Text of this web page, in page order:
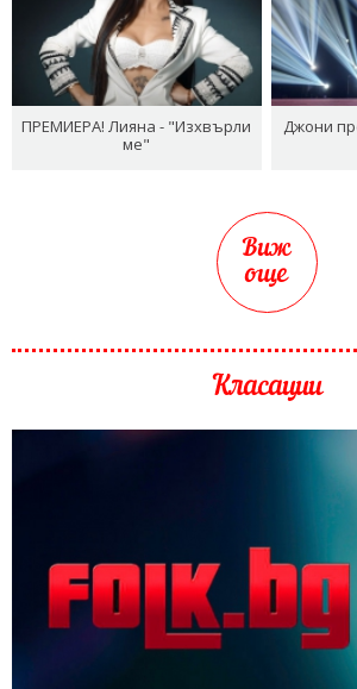
ПРЕМИЕРА! Лияна - "Изхвърли
ме"
Джони
Виж
още
Класации